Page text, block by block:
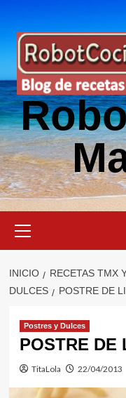
contenido
primario
INICIO RECETAS TMX
DULCES
POSTRE DE
Postres y Dulces
POSTRE DE
TitaLola 22/04/2013